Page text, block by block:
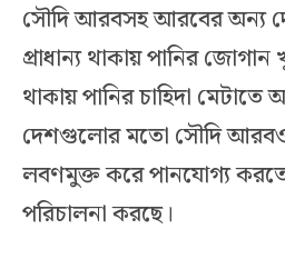
সৌদি আরবসহ আরবের অন্য
প্রাধান্য থাকায় পানির
থাকায় পানির চাহিদা
দেশগুলোর মতো সৌদি আরবও
লবণমুক্ত করে পানযোগ্য করতে
পরিচালনা করছে।